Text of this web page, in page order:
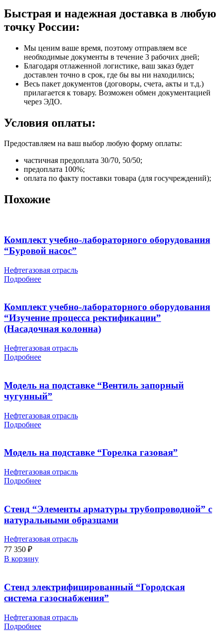
Быстрая и надежная доставка в любую
точку России:
Мы ценим ваше время, поэтому отправляем все
необходимые документы в течение 3 рабочих дней;
Благодаря отлаженной логистике, ваш заказ будет
доставлен точно в срок, где бы вы ни находились;
Весь пакет документов (договоры, счета, акты и т.д.)
прилагается к товару. Возможен обмен документацией
через ЭДО.
Условия оплаты:
Предоставляем на ваш выбор любую форму оплаты:
частичная предоплата 30/70, 50/50;
предоплата 100%;
оплата по факту поставки товара (для госучреждений);
Похожие
Комплект учебно-лабораторного оборудования
“Буровой насос”
Нефтегазовая отрасль
Подробнее
Комплект учебно-лабораторного оборудования
“Изучение процесса ректификации”
(Насадочная колонна)
Нефтегазовая отрасль
Подробнее
Модель на подставке “Вентиль запорный
чугунный”
Нефтегазовая отрасль
Подробнее
Модель на подставке “Горелка газовая”
Нефтегазовая отрасль
Подробнее
Стенд “Элементы арматуры трубопроводной” с
натуральными образцами
Нефтегазовая отрасль
77 350 ₽
В корзину
Стенд электрифицированный “Городская
система газоснабжения”
Нефтегазовая отрасль
Подробнее